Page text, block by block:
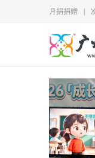
月捐捐赠